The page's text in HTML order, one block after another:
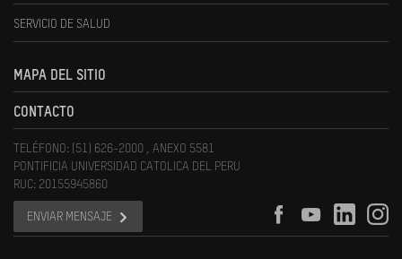
SERVICIO DE SALUD
MAPA DEL SITIO
CONTACTO
TELÉFONO: (51) 626-2000 , ANEXO 5581
PONTIFICIA UNIVERSIDAD CATOLICA DEL PERU
RUC: 20155945860
ENVIAR MENSAJE